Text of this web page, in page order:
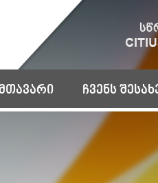
ჩვენს